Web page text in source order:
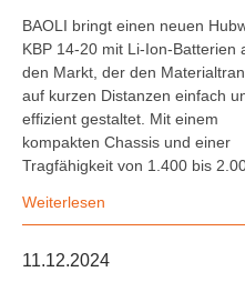
BAOLI bringt einen neuen
KBP 14-20 mit Li-Ion-Batterien
den Markt, der den
auf kurzen Distanzen einfach
effizient gestaltet. Mit einem
kompakten Chassis und einer
Tragfähigkeit von 1.400 bis
Weiterlesen
11.12.2024